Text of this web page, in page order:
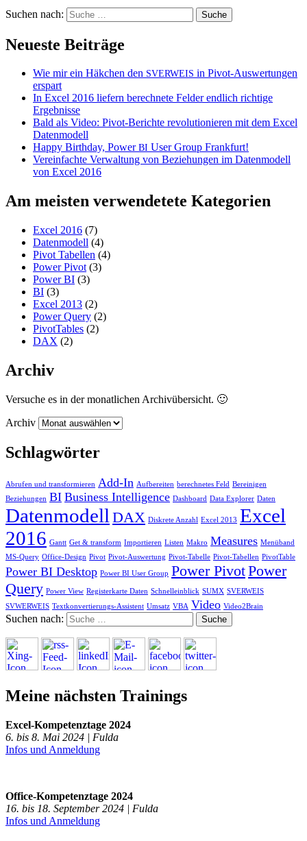
Suchen nach:
Neueste Beiträge
Wie mir ein Häkchen den SVERWEIS in Pivot-Auswertungen
erspart
In Excel 2016 liefern berechnete Felder endlich richtige
Ergebnisse
Bald als Video: Pivot-Berichte revolutionieren mit dem Excel
Datenmodell
Happy Birthday, PowerBI User Group Frankfurt!
Vereinfachte Verwaltung von Beziehungen im Datenmodell
von Excel 2016
Am meisten verwendetete Kategorien
Excel 2016 (7)
Datenmodell (4)
Pivot Tabellen (4)
Power Pivot (3)
Power BI (3)
BI (3)
Excel 2013 (2)
Power Query (2)
PivotTables (2)
DAX (2)
Archiv
Versuche es in der monatlichen Archivübersicht. 🙂
Archiv
Schlagwörter
Abrufen und transformieren Add-In Aufbereiten berechnetes Feld Bereinigen
Beziehungen BI Business Intelligence Dashboard Data Explorer Daten
Datenmodell DAX Diskrete Anzahl Excel 2013 Excel
2016 Gantt Get & transform Importieren Listen Makro Measures Menüband
MS-Query Office-Design Pivot Pivot-Auswertung Pivot-Tabelle Pivot-Tabellen PivotTable
Power BI Desktop Power BI User Group Power PivotPower
Query Power View Registerkarte Daten Schnelleinblick SUMX SVERWEIS
SVWERWEIS Textkonvertierungs-Assistent Umsatz VBA Video Video2Brain
Suchen nach:
Meine nächsten Trainings
Excel-Kompetenztage 2024
6. bis 8. Mai 2024 | Fulda
Infos und Anmeldung
Office-Kompetenztage 2024
16. bis 18. September 2024 | Fulda
Infos und Anmeldung